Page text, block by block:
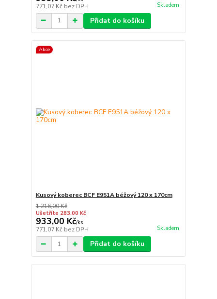
771,07 Kč bez DPH Skladem
Přidat do košíku
Akce
Kusový koberec BCF E951A béžový 120 x 170cm
1 216,00 Kč
Ušetříte 283,00 Kč
933,00 Kč/ks
771,07 Kč bez DPH Skladem
Přidat do košíku